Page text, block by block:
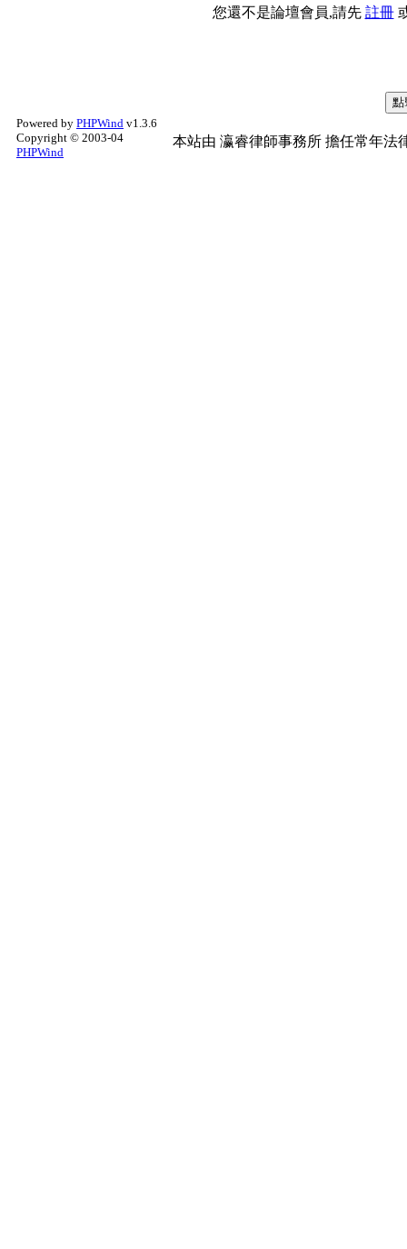
您還不是論壇會員,請先 註冊
Powered by PHPWind v1.3.6
Copyright © 2003-04
PHPWind
本站由 瀛睿律師事務所 擔任常年法